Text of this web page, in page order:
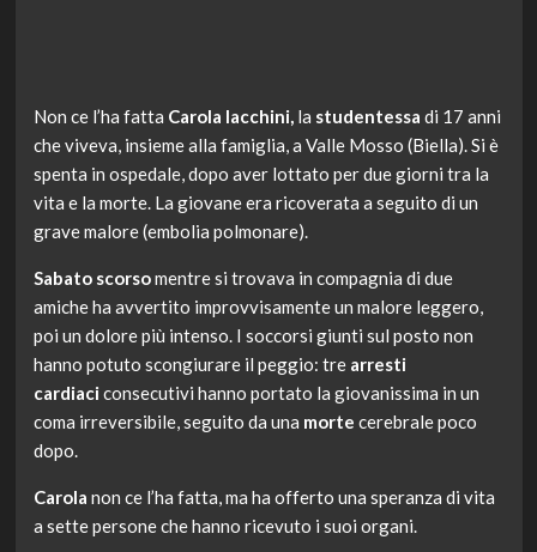
Non ce l’ha fatta Carola Iacchini, la studentessa di 17 anni
che viveva, insieme alla famiglia, a Valle Mosso (Biella). Si è
spenta in ospedale, dopo aver lottato per due giorni tra la
vita e la morte. La giovane era ricoverata a seguito di un
grave malore (embolia polmonare).
Sabato scorsomentre si trovava in compagnia di due
amiche ha avvertito improvvisamente un malore leggero,
poi un dolore più intenso. I soccorsi giunti sul posto non
hanno potuto scongiurare il peggio: tre arresti
cardiaci consecutivi hanno portato la giovanissima in un
coma irreversibile, seguito da una morte cerebrale poco
dopo.
Carola non ce l’ha fatta, ma ha offerto una speranza di vita
a sette persone che hanno ricevuto i suoi organi.